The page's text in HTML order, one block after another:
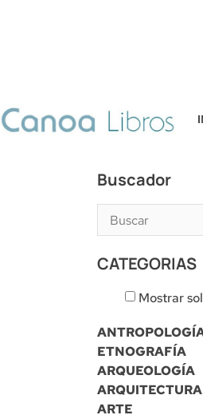
Buscador
CATEGORIAS
Mostrar
ETNOGRAFÍA
ARQUEOLOGÍA
ARQUITECTURA
ARTE